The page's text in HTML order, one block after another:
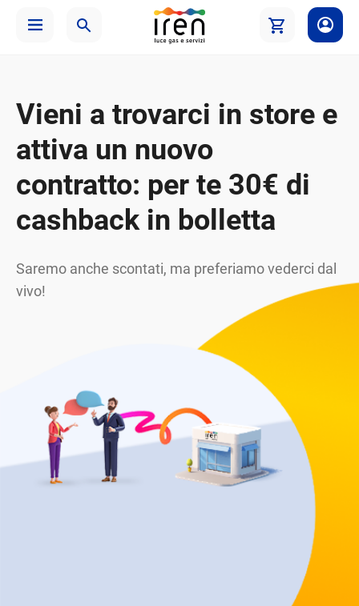
Vieni a trovarci in store e
attiva un nuovo
contratto: per te 30€ di
cashback in bolletta
Saremo anche scontati, ma preferiamo vederci dal
vivo!